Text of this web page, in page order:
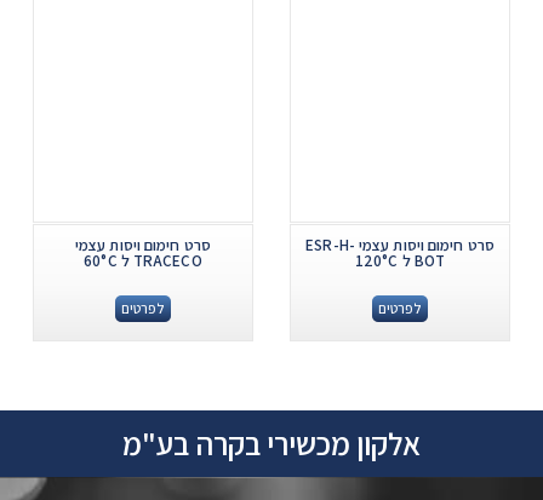
סרט חימום ויסות עצמי ESR-H-
BOT ל 120°C
לפרטים
סרט חימום ויסות עצמי
TRACECO ל 60°C
לפרטים
אלקון מכשירי בקרה בע"מ